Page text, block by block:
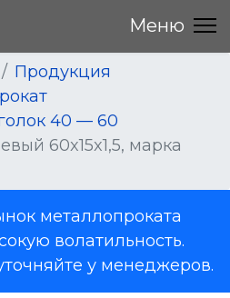
Продукция
40 — 60
60x15x1,5, марка
металлопроката
волатильность.
у менеджеров.